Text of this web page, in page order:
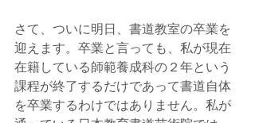
さて、ついに明日、書道教室の卒業を
迎えます。卒業と言っても、私が現在
在籍している師範養成科の２年という
課程が終了するだけであって書道自体
を卒業するわけではありません。私が